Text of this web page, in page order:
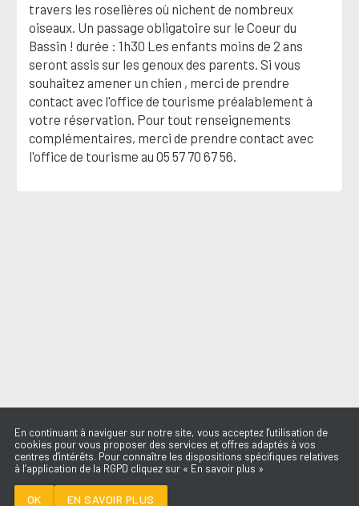
travers les roselières où nichent de nombreux
oiseaux. Un passage obligatoire sur le Coeur du
Bassin ! durée : 1h30 Les enfants moins de 2 ans
seront assis sur les genoux des parents. Si vous
souhaitez amener un chien , merci de prendre
contact avec l'office de tourisme préalablement à
votre réservation. Pour tout renseignements
complémentaires, merci de prendre contact avec
l'office de tourisme au 05 57 70 67 56.
En continuant à naviguer sur notre site, vous acceptez l'utilisation de
cookies pour vous proposer des services et offres adaptés à vos
centres d'intérêts. Pour connaître les dispositions spécifiques relatives
à l’application de la RGPD cliquez sur « En savoir plus »
OK EN SAVOIR PLUS